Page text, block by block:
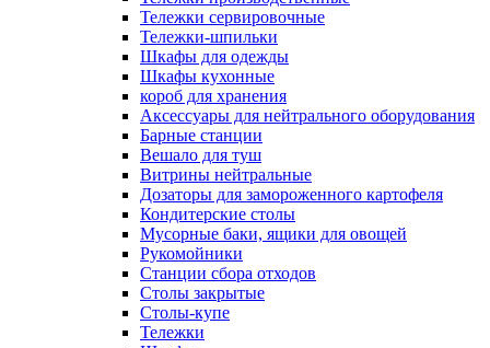
Тележки сервировочные
Тележки-шпильки
Шкафы для одежды
Шкафы кухонные
короб для хранения
Аксессуары для нейтрального оборудования
Барные станции
Вешало для туш
Витрины нейтральные
Дозаторы для замороженного картофеля
Кондитерские столы
Мусорные баки, ящики для овощей
Рукомойники
Станции сбора отходов
Столы закрытые
Столы-купе
Тележки